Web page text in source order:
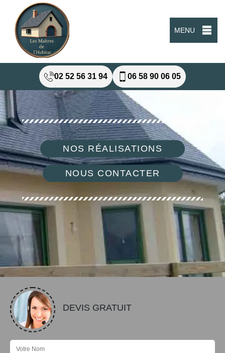
MENU
02 52 56 31 94 06 58 90 06 05
NOS RÉALISATIONS
NOUS CONTACTER
DEVIS GRATUIT